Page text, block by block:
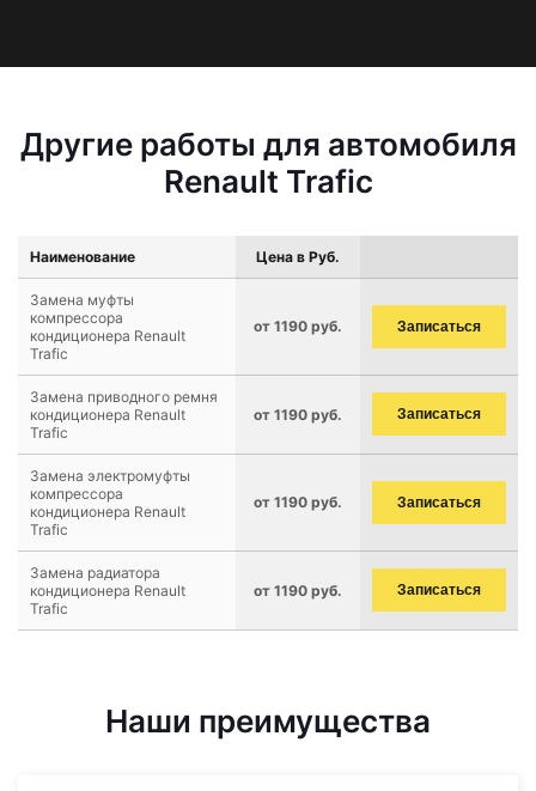
Другие работы для автомобиля
Renault Trafic
Наименование Цена в Руб.
Замена муфты
компрессора
кондиционера Renault
Trafic
от 1190 руб. Записаться
Замена приводного ремня
кондиционера Renault
Trafic
от 1190 руб. Записаться
Замена электромуфты
компрессора
кондиционера Renault
Trafic
от 1190 руб. Записаться
Замена радиатора
кондиционера Renault
Trafic
от 1190 руб. Записаться
Наши преимущества